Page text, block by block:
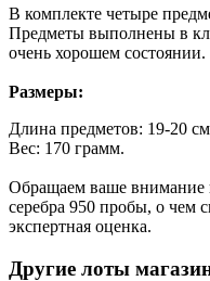
В комплекте четыре
Предметы выполнены в
очень хорошем состоянии.
Размеры:
Длина предметов: 19-20
Вес: 170 грамм.
Обращаем ваше внимание
серебра 950 пробы, о чем
экспертная оценка.
Другие лоты